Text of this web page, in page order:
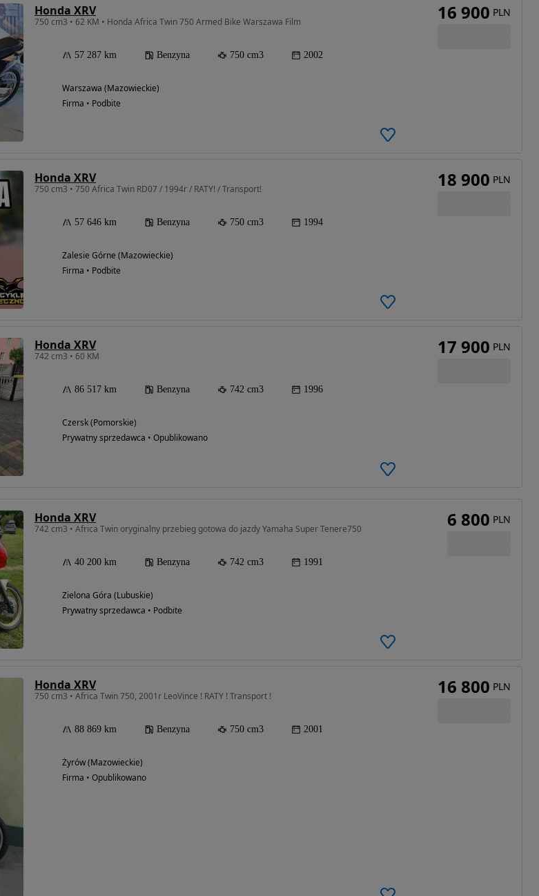
Możliwość
Honda XRV
750 cm3 • 62 KM • Honda Africa Twin 750 Armed Bike Warszawa Film
57 287 km Benzyna 750 cm3 2002
Warszawa (Mazowieckie)
Firma • Podbite
16 900 PLN
Honda XRV
750 cm3 • 750 Africa Twin RD07 / 1994r / RATY! / Transport!
57 646 km Benzyna 750 cm3 1994
Zalesie Górne (Mazowieckie)
Firma • Podbite
18 900 PLN
Honda XRV
742 cm3 • 60 KM
86 517 km Benzyna 742 cm3 1996
Czersk (Pomorskie)
Prywatny sprzedawca • Opublikowano
17 900 PLN
Honda XRV
742 cm3 • Africa Twin oryginalny przebieg gotowa do jazdy Yamaha Super Tenere750
40 200 km Benzyna 742 cm3 1991
Zielona Góra (Lubuskie)
Prywatny sprzedawca • Podbite
6 800 PLN
Honda XRV
750 cm3 • Africa Twin 750, 2001r LeoVince ! RATY ! Transport !
88 869 km Benzyna 750 cm3 2001
Żyrów (Mazowieckie)
Firma • Opublikowano
16 800 PLN